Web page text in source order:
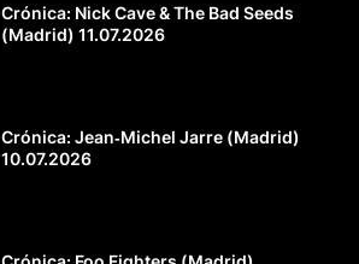
Crónica: Nick Cave & The Bad Seeds
(Madrid) 11.07.2026
Crónica: Jean‐Michel Jarre (Madrid)
10.07.2026